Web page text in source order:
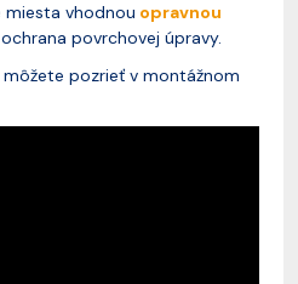
miesta vhodnou opravnou
povrchovej úpravy.
pozrieť v montážnom